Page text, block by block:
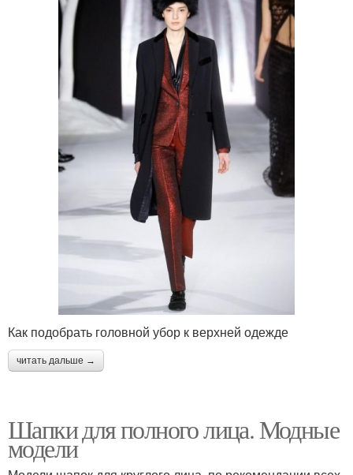
Как подобрать головной убор к верхней одежде
читать дальше →
Шапки для полного лица. Модные
модели